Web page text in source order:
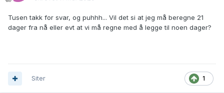
Tusen takk for svar, og puhhh... Vil det si at jeg må beregne 21
dager fra nå eller evt at vi må regne med å legge til noen dager?
1
Siter